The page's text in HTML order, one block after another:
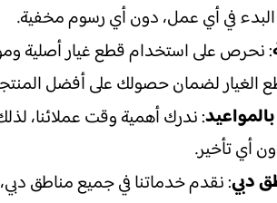
البدء في أي عمل، دون أي رسوم مخفية.
: نحرص على استخدام قطع غيار أصلية
الغيار لضمان حصولك على أفضل
: ندرك أهمية وقت عملائنا،
أي تأخير.
دبي: نقدم خدماتنا في جميع مناطق